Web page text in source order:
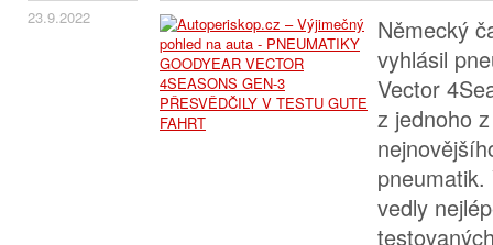
23.9.2022
Německý
vyhlásil
Vector
z jednoho
vedly